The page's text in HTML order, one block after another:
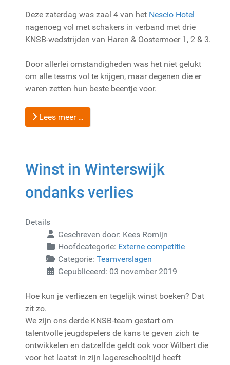
Deze zaterdag was zaal 4 van het Nescio Hotel
nagenoeg vol met schakers in verband met drie
KNSB-wedstrijden van Haren & Oostermoer 1, 2 & 3.
Door allerlei omstandigheden was het niet gelukt
om alle teams vol te krijgen, maar degenen die er
waren zetten hun beste beentje voor.
Lees meer …
Winst in Winterswijk
ondanks verlies
Details
Geschreven door: Kees Romijn
Hoofdcategorie: Externe competitie
Categorie: Teamverslagen
Gepubliceerd: 03 november 2019
Hoe kun je verliezen en tegelijk winst boeken? Dat
zit zo.
We zijn ons derde KNSB-team gestart om
talentvolle jeugdspelers de kans te geven zich te
ontwikkelen en datzelfde geldt ook voor Wilbert die
voor het laatst in zijn lagereschooltijd heeft